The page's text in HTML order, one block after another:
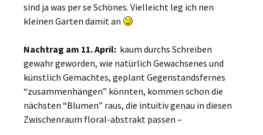
sind ja was per se Schönes. Vielleicht leg ich nen
kleinen Garten damit an
Nachtrag am 11. April: kaum durchs Schreiben
gewahr geworden, wie natürlich Gewachsenes und
künstlich Gemachtes, geplant Gegenstandsfernes
“zusammenhängen” könnten, kommen schon die
nächsten “Blumen” raus, die intuitiv genau in diesen
Zwischenraum floral-abstrakt passen –